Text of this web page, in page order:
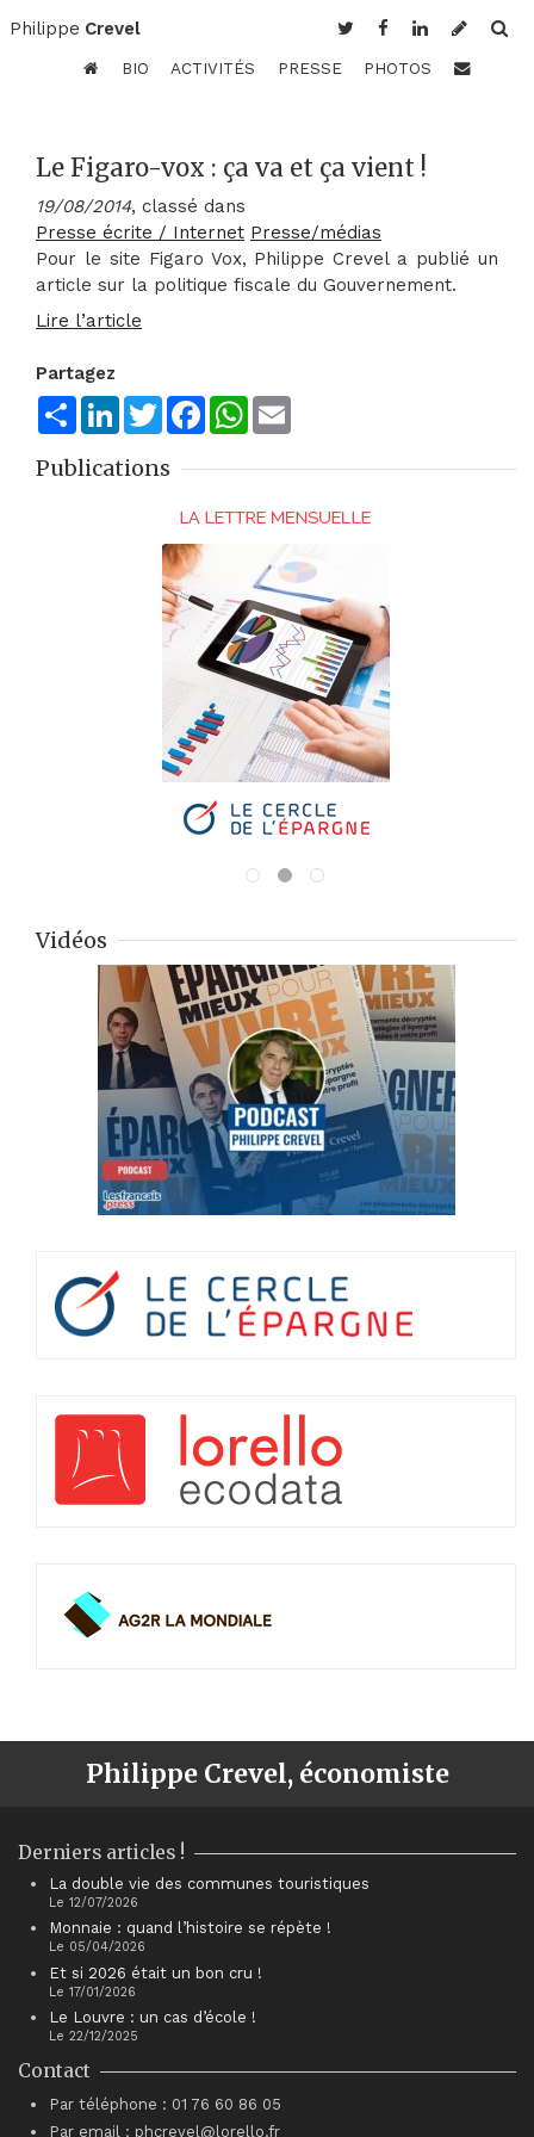
Philippe Crevel
BIO ACTIVITÉS PRESSE PHOTOS
Le Figaro-vox : ça va et ça vient !
19/08/2014, classé dans
Presse écrite / Internet Presse/médias
Pour le site Figaro Vox, Philippe Crevel a publié un
article sur la politique fiscale du Gouvernement.
Lire l’article
Partagez
ShareLinkedInTwitterFacebookWhatsApp
Publications
Vidéos
Philippe Crevel, économiste
Derniers articles !
La double vie des communes touristiques
Le 12/07/2026
Monnaie : quand l’histoire se répète !
Le 05/04/2026
Et si 2026 était un bon cru !
Le 17/01/2026
Le Louvre : un cas d’école !
Le 22/12/2025
Contact
Par téléphone : 01 76 60 86 05
Par email : phcrevel@lorello.fr